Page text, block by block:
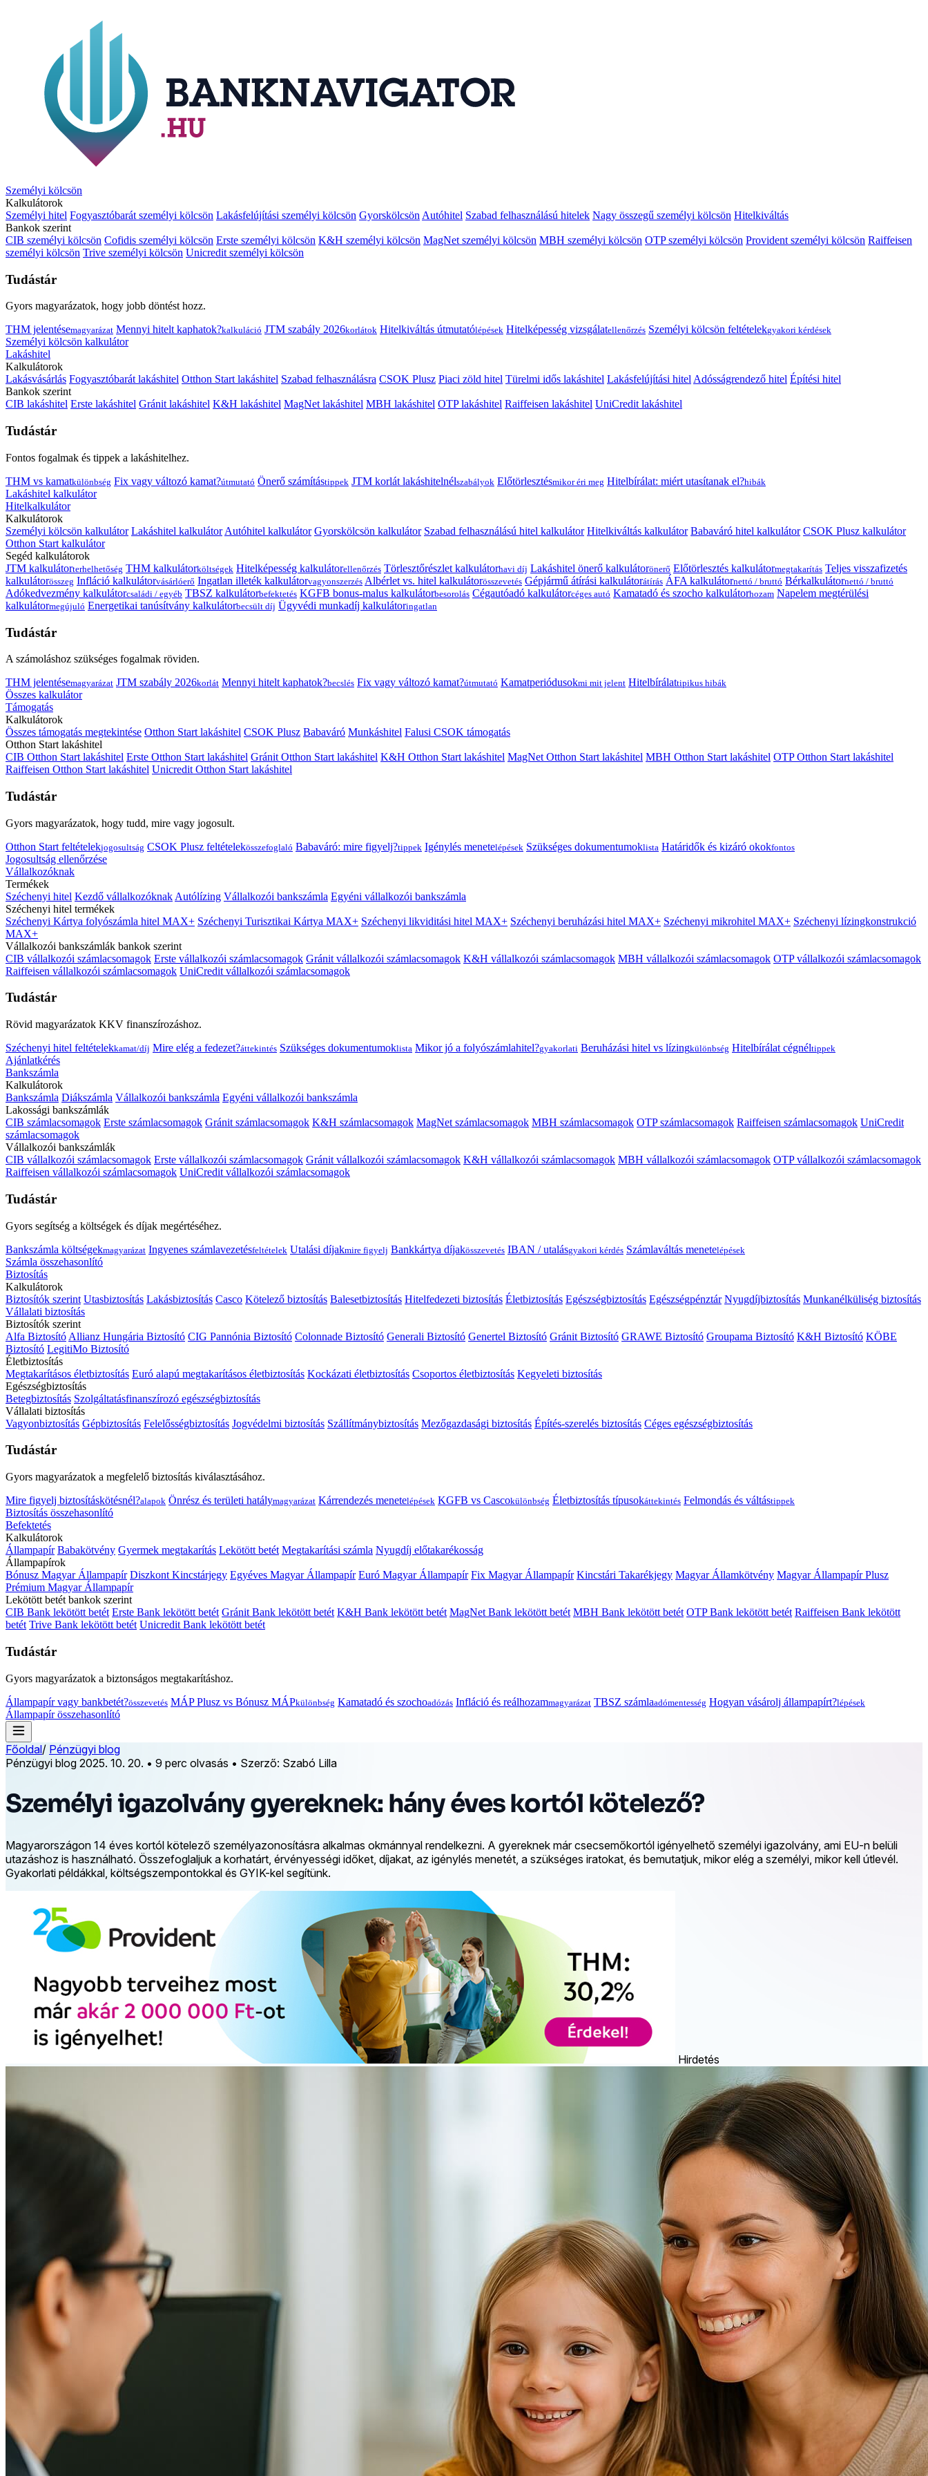
Személyi kölcsön
Kalkulátorok
Személyi hitel Fogyasztóbarát személyi kölcsön Lakásfelújítási személyi kölcsön Gyorskölcsön Autóhitel Szabad felhasználású hitelek Nagy összegű személyi kölcsön Hitelkiváltás
Bankok szerint
CIB személyi kölcsön Cofidis személyi kölcsön Erste személyi kölcsön K&H személyi kölcsön MagNet személyi kölcsön MBH személyi kölcsön OTP személyi kölcsön Provident személyi kölcsön Raiffeisen
személyi kölcsön Trive személyi kölcsön Unicredit személyi kölcsön
Tudástár
Gyors magyarázatok, hogy jobb döntést hozz.
THM jelentésemagyarázat Mennyi hitelt kaphatok?kalkuláció JTM szabály 2026korlátok Hitelkiváltás útmutatólépések Hitelképesség vizsgálatellenőrzés Személyi kölcsön feltételekgyakori kérdések
Személyi kölcsön kalkulátor
Lakáshitel
Kalkulátorok
Lakásvásárlás Fogyasztóbarát lakáshitel Otthon Start lakáshitel Szabad felhasználásra CSOK Plusz Piaci zöld hitel Türelmi idős lakáshitel Lakásfelújítási hitelAdósságrendező hitel Építési hitel
Bankok szerint
CIB lakáshitel Erste lakáshitel Gránit lakáshitel K&H lakáshitel MagNet lakáshitel MBH lakáshitel OTP lakáshitel Raiffeisen lakáshitel UniCredit lakáshitel
Tudástár
Fontos fogalmak és tippek a lakáshitelhez.
THM vs kamatkülönbség Fix vagy változó kamat?útmutató Önerő számítástippek JTM korlát lakáshitelnélszabályok Előtörlesztésmikor éri meg Hitelbírálat: miért utasítanak el?hibák
Lakáshitel kalkulátor
Hitelkalkulátor
Kalkulátorok
Személyi kölcsön kalkulátor Lakáshitel kalkulátor Autóhitel kalkulátor Gyorskölcsön kalkulátor Szabad felhasználású hitel kalkulátor Hitelkiváltás kalkulátor Babaváró hitel kalkulátor CSOK Plusz kalkulátor
Otthon Start kalkulátor
Segéd kalkulátorok
JTM kalkulátorterhelhetőség THM kalkulátorköltségek Hitelképesség kalkulátorellenőrzés Törlesztőrészlet kalkulátorhavi díj Lakáshitel önerő kalkulátorönerő Előtörlesztés kalkulátormegtakarítás Teljes visszafizetés
kalkulátorösszeg Infláció kalkulátorvásárlóerő Ingatlan illeték kalkulátorvagyonszerzés Albérlet vs. hitel kalkulátorösszevetés Gépjármű átírási kalkulátorátírás ÁFA kalkulátornettó / bruttó Bérkalkulátornettó / bruttó
Adókedvezmény kalkulátorcsaládi / egyéb TBSZ kalkulátorbefektetés KGFB bonus-malus kalkulátorbesorolás Cégautóadó kalkulátorcéges autó Kamatadó és szocho kalkulátorhozam Napelem megtérülési
kalkulátormegújuló Energetikai tanúsítvány kalkulátorbecsült díj Ügyvédi munkadíj kalkulátoringatlan
Tudástár
A számoláshoz szükséges fogalmak röviden.
THM jelentésemagyarázat JTM szabály 2026korlát Mennyi hitelt kaphatok?becslés Fix vagy változó kamat?útmutató Kamatperiódusokmi mit jelent Hitelbírálattipikus hibák
Összes kalkulátor
Támogatás
Kalkulátorok
Összes támogatás megtekintése Otthon Start lakáshitel CSOK Plusz Babaváró Munkáshitel Falusi CSOK támogatás
Otthon Start lakáshitel
CIB Otthon Start lakáshitel Erste Otthon Start lakáshitel Gránit Otthon Start lakáshitel K&H Otthon Start lakáshitel MagNet Otthon Start lakáshitel MBH Otthon Start lakáshitel OTP Otthon Start lakáshitel
Raiffeisen Otthon Start lakáshitel Unicredit Otthon Start lakáshitel
Tudástár
Gyors magyarázatok, hogy tudd, mire vagy jogosult.
Otthon Start feltételekjogosultság CSOK Plusz feltételekösszefoglaló Babaváró: mire figyelj?tippek Igénylés menetelépések Szükséges dokumentumoklista Határidők és kizáró okokfontos
Jogosultság ellenőrzése
Vállalkozóknak
Termékek
Széchenyi hitel Kezdő vállalkozóknak Autólízing Vállalkozói bankszámla Egyéni vállalkozói bankszámla
Széchenyi hitel termékek
Széchenyi Kártya folyószámla hitel MAX+ Széchenyi Turisztikai Kártya MAX+ Széchenyi likviditási hitel MAX+ Széchenyi beruházási hitel MAX+ Széchenyi mikrohitel MAX+ Széchenyi lízingkonstrukció
MAX+
Vállalkozói bankszámlák bankok szerint
CIB vállalkozói számlacsomagok Erste vállalkozói számlacsomagok Gránit vállalkozói számlacsomagok K&H vállalkozói számlacsomagok MBH vállalkozói számlacsomagok OTP vállalkozói számlacsomagok
Raiffeisen vállalkozói számlacsomagok UniCredit vállalkozói számlacsomagok
Tudástár
Rövid magyarázatok KKV finanszírozáshoz.
Széchenyi hitel feltételekkamat/díj Mire elég a fedezet?áttekintés Szükséges dokumentumoklista Mikor jó a folyószámlahitel?gyakorlati Beruházási hitel vs lízingkülönbség Hitelbírálat cégnéltippek
Ajánlatkérés
Bankszámla
Kalkulátorok
Bankszámla Diákszámla Vállalkozói bankszámla Egyéni vállalkozói bankszámla
Lakossági bankszámlák
CIB számlacsomagok Erste számlacsomagok Gránit számlacsomagok K&H számlacsomagok MagNet számlacsomagok MBH számlacsomagok OTP számlacsomagok Raiffeisen számlacsomagok UniCredit
számlacsomagok
Vállalkozói bankszámlák
CIB vállalkozói számlacsomagok Erste vállalkozói számlacsomagok Gránit vállalkozói számlacsomagok K&H vállalkozói számlacsomagok MBH vállalkozói számlacsomagok OTP vállalkozói számlacsomagok
Raiffeisen vállalkozói számlacsomagok UniCredit vállalkozói számlacsomagok
Tudástár
Gyors segítség a költségek és díjak megértéséhez.
Bankszámla költségekmagyarázat Ingyenes számlavezetésfeltételek Utalási díjakmire figyelj Bankkártya díjakösszevetés IBAN / utalásgyakori kérdés Számlaváltás menetelépések
Számla összehasonlító
Biztosítás
Kalkulátorok
Biztosítók szerint Utasbiztosítás Lakásbiztosítás Casco Kötelező biztosítás Balesetbiztosítás Hitelfedezeti biztosítás Életbiztosítás Egészségbiztosítás Egészségpénztár Nyugdíjbiztosítás Munkanélküliség biztosítás
Vállalati biztosítás
Biztosítók szerint
Alfa Biztosító Allianz Hungária Biztosító CIG Pannónia Biztosító Colonnade Biztosító Generali Biztosító Genertel Biztosító Gránit Biztosító GRAWE Biztosító Groupama Biztosító K&H Biztosító KÖBE
Biztosító LegitiMo Biztosító
Életbiztosítás
Megtakarításos életbiztosítás Euró alapú megtakarításos életbiztosítás Kockázati életbiztosítás Csoportos életbiztosítás Kegyeleti biztosítás
Egészségbiztosítás
Betegbiztosítás Szolgáltatásfinanszírozó egészségbiztosítás
Vállalati biztosítás
Vagyonbiztosítás Gépbiztosítás Felelősségbiztosítás Jogvédelmi biztosítás Szállítmánybiztosítás Mezőgazdasági biztosítás Építés-szerelés biztosítás Céges egészségbiztosítás
Tudástár
Gyors magyarázatok a megfelelő biztosítás kiválasztásához.
Mire figyelj biztosításkötésnél?alapok Önrész és területi hatálymagyarázat Kárrendezés menetelépések KGFB vs Cascokülönbség Életbiztosítás típusokáttekintés Felmondás és váltástippek
Biztosítás összehasonlító
Befektetés
Kalkulátorok
Állampapír Babakötvény Gyermek megtakarítás Lekötött betét Megtakarítási számla Nyugdíj előtakarékosság
Állampapírok
Bónusz Magyar Állampapír Diszkont Kincstárjegy Egyéves Magyar Állampapír Euró Magyar Állampapír Fix Magyar Állampapír Kincstári Takarékjegy Magyar Államkötvény Magyar Állampapír Plusz
Prémium Magyar Állampapír
Lekötött betét bankok szerint
CIB Bank lekötött betét Erste Bank lekötött betét Gránit Bank lekötött betét K&H Bank lekötött betét MagNet Bank lekötött betét MBH Bank lekötött betét OTP Bank lekötött betét Raiffeisen Bank lekötött
betét Trive Bank lekötött betét Unicredit Bank lekötött betét
Tudástár
Gyors magyarázatok a biztonságos megtakarításhoz.
Állampapír vagy bankbetét?összevetés MÁP Plusz vs Bónusz MÁPkülönbség Kamatadó és szochoadózás Infláció és reálhozammagyarázat TBSZ számlaadómentesség Hogyan vásárolj állampapírt?lépések
Állampapír összehasonlító
Főoldal/ Pénzügyi blog
Pénzügyi blog 2025. 10. 20. • 9 perc olvasás • Szerző: Szabó Lilla
Személyi igazolvány gyereknek: hány éves kortól kötelező?
Magyarországon 14 éves kortól kötelező személyazonosításra alkalmas okmánnyal rendelkezni. A gyereknek már csecsemőkortól igényelhető személyi igazolvány, ami EU-n belüli
utazáshoz is használható. Összefoglaljuk a korhatárt, érvényességi időket, díjakat, az igénylés menetét, a szükséges iratokat, és bemutatjuk, mikor elég a személyi, mikor kell útlevél.
Gyakorlati példákkal, költségszempontokkal és GYIK-kel segítünk.
Hirdetés